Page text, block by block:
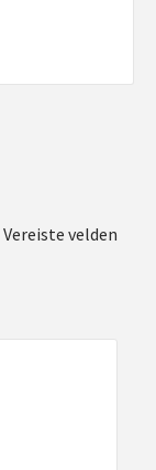
Vereiste velden